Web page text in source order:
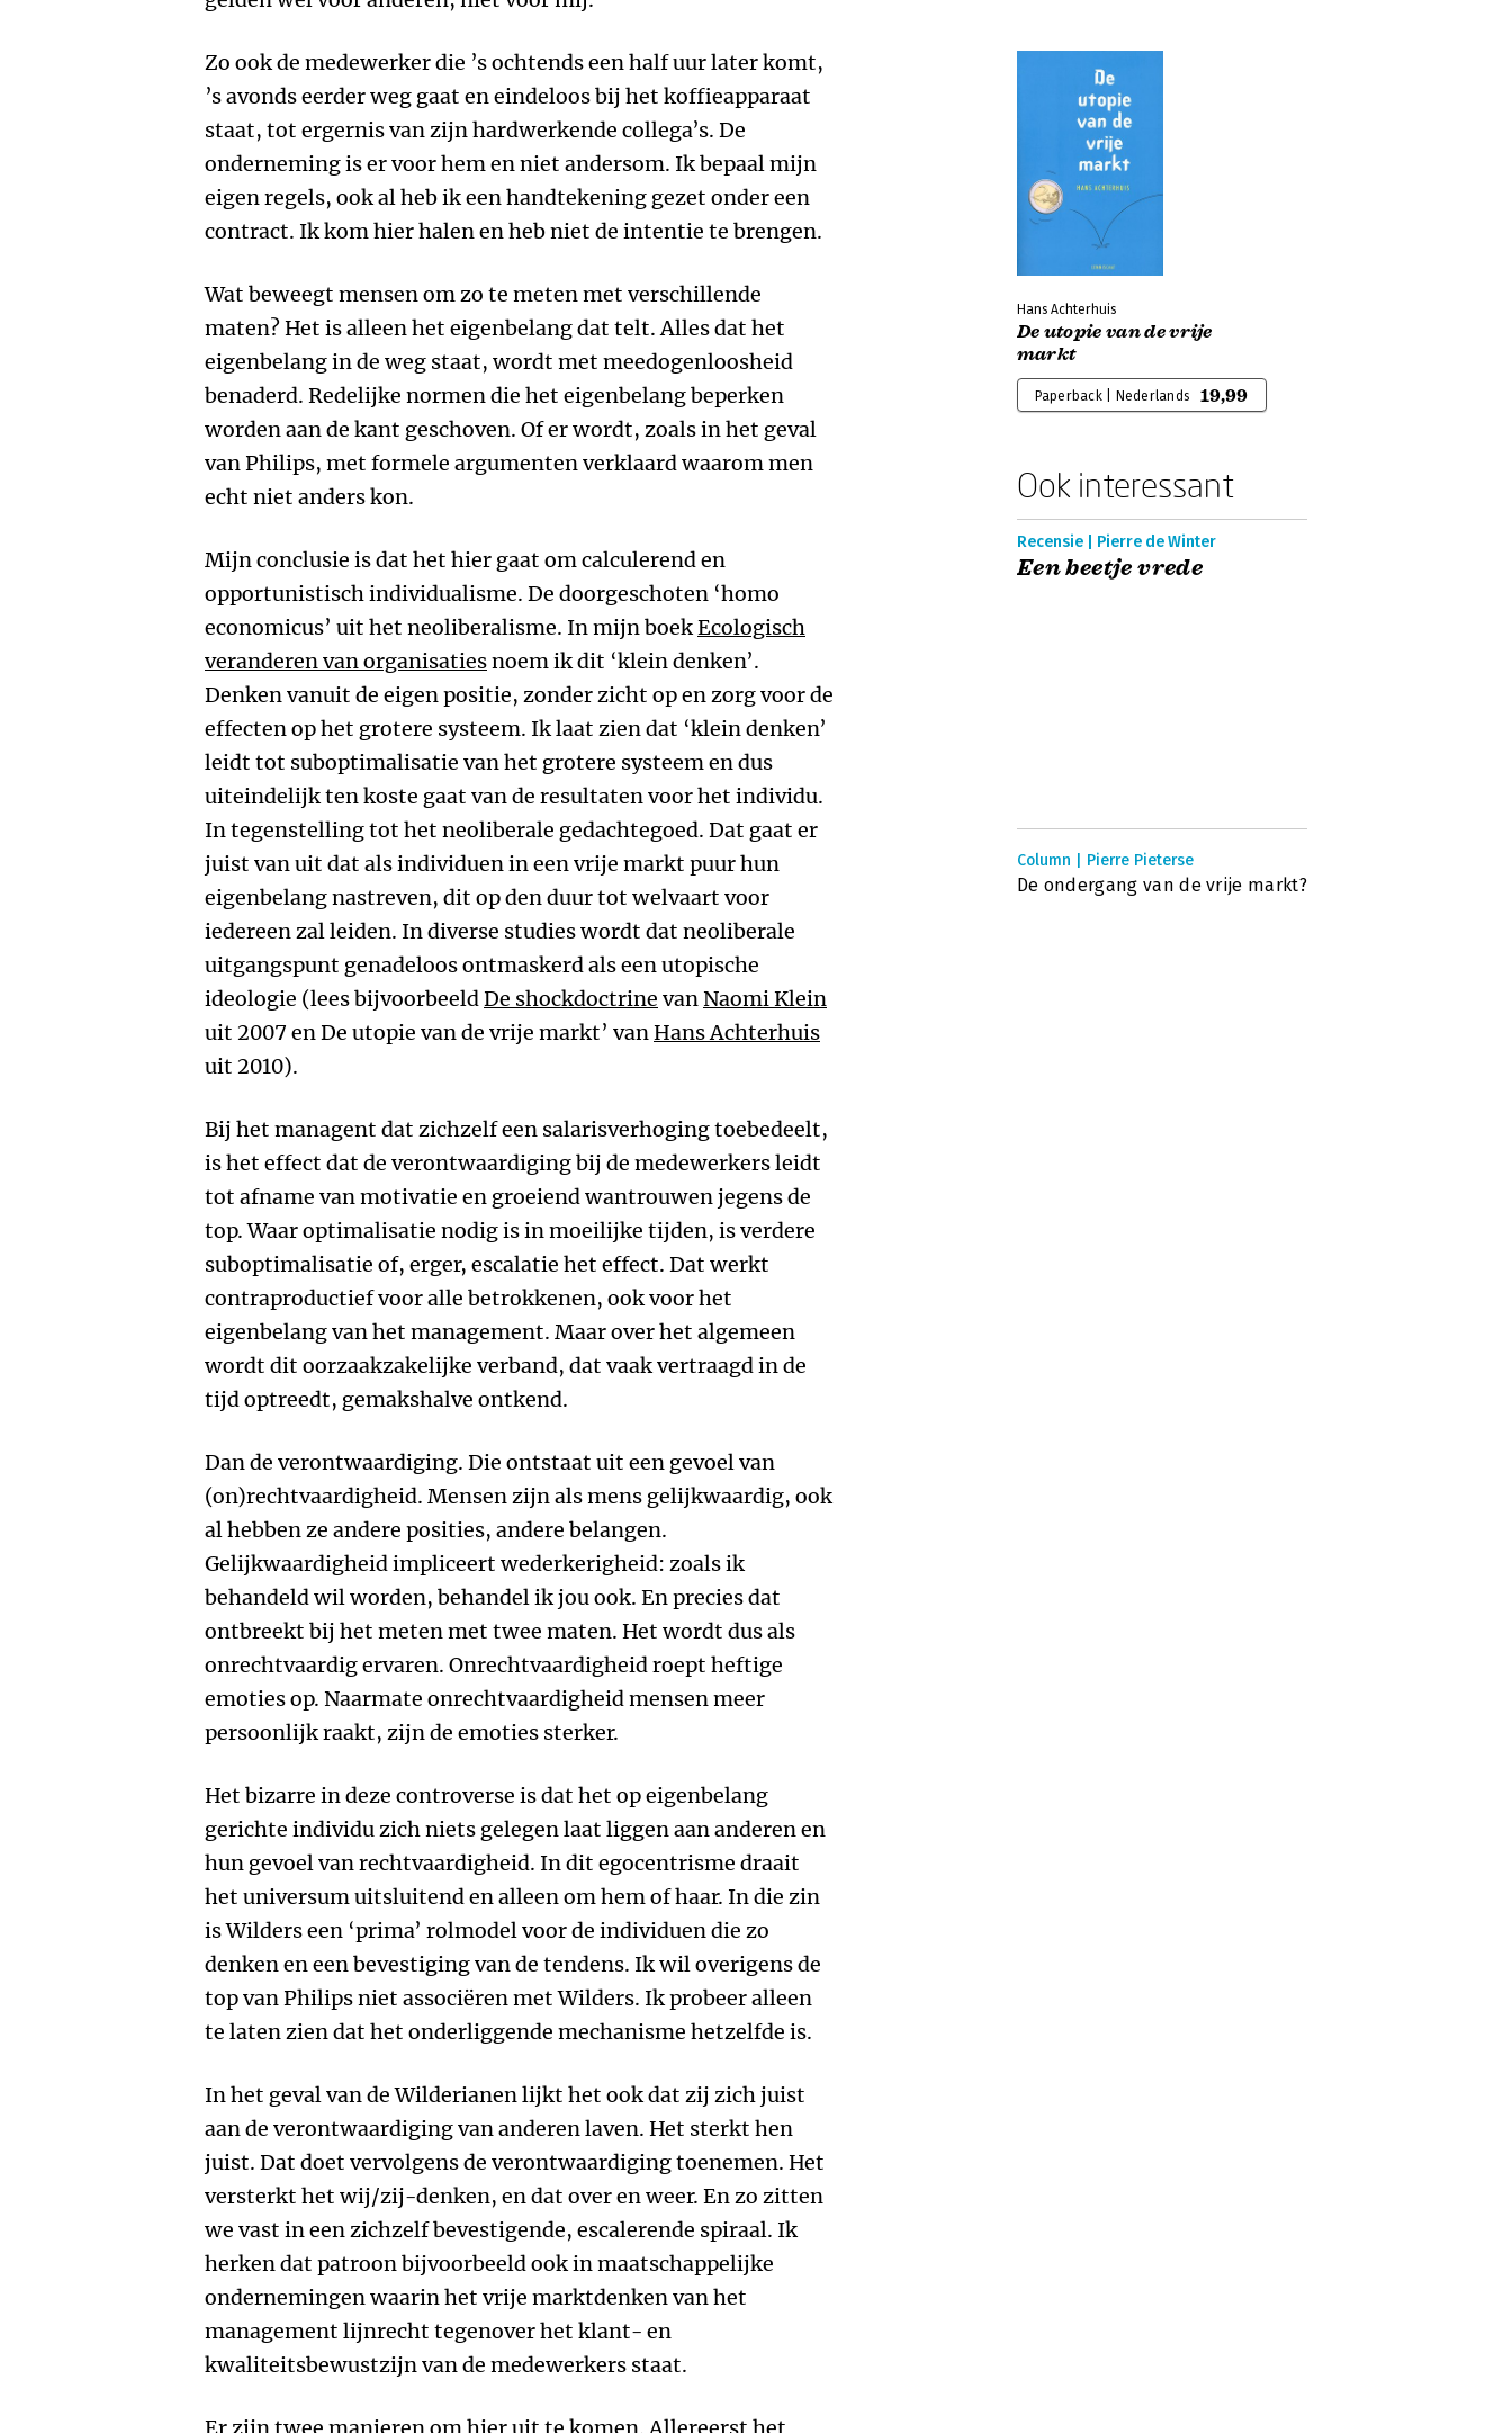
Zo ook de medewerker die ’s ochtends een half uur later komt,
’s avonds eerder weg gaat en eindeloos bij het koffieapparaat
staat, tot ergernis van zijn hardwerkende collega’s. De
onderneming is er voor hem en niet andersom. Ik bepaal mijn
eigen regels, ook al heb ik een handtekening gezet onder een
contract. Ik kom hier halen en heb niet de intentie te brengen.
Wat beweegt mensen om zo te meten met verschillende
maten? Het is alleen het eigenbelang dat telt. Alles dat het
eigenbelang in de weg staat, wordt met meedogenloosheid
benaderd. Redelijke normen die het eigenbelang beperken
worden aan de kant geschoven. Of er wordt, zoals in het geval
van Philips, met formele argumenten verklaard waarom men
echt niet anders kon.
Mijn conclusie is dat het hier gaat om calculerend en
opportunistisch individualisme. De doorgeschoten ‘homo
economicus’ uit het neoliberalisme. In mijn boekEcologisch
veranderen van organisatiesnoem ik dit ‘klein denken’.
Denken vanuit de eigen positie, zonder zicht op en zorg voor de
effecten op het grotere systeem. Ik laat zien dat ‘klein denken’
leidt tot suboptimalisatie van het grotere systeem en dus
uiteindelijk ten koste gaat van de resultaten voor het individu.
In tegenstelling tot het neoliberale gedachtegoed. Dat gaat er
juist van uit dat als individuen in een vrije markt puur hun
eigenbelang nastreven, dit op den duur tot welvaart voor
iedereen zal leiden. In diverse studies wordt dat neoliberale
uitgangspunt genadeloos ontmaskerd als een utopische
ideologie (lees bijvoorbeeldDe shockdoctrine vanNaomi Klein
uit 2007 en De utopie van de vrije markt’ vanHans Achterhuis
uit 2010).
Bij het managent dat zichzelf een salarisverhoging toebedeelt,
is het effect dat de verontwaardiging bij de medewerkers leidt
tot afname van motivatie en groeiend wantrouwen jegens de
top. Waar optimalisatie nodig is in moeilijke tijden, is verdere
suboptimalisatie of, erger, escalatie het effect. Dat werkt
contraproductief voor alle betrokkenen, ook voor het
eigenbelang van het management. Maar over het algemeen
wordt dit oorzaakzakelijke verband, dat vaak vertraagd in de
tijd optreedt, gemakshalve ontkend.
Dan de verontwaardiging. Die ontstaat uit een gevoel van
(on)rechtvaardigheid. Mensen zijn als mens gelijkwaardig, ook
al hebben ze andere posities, andere belangen.
Gelijkwaardigheid impliceert wederkerigheid: zoals ik
behandeld wil worden, behandel ik jou ook. En precies dat
ontbreekt bij het meten met twee maten. Het wordt dus als
onrechtvaardig ervaren. Onrechtvaardigheid roept heftige
emoties op. Naarmate onrechtvaardigheid mensen meer
persoonlijk raakt, zijn de emoties sterker.
Het bizarre in deze controverse is dat het op eigenbelang
gerichte individu zich niets gelegen laat liggen aan anderen en
hun gevoel van rechtvaardigheid. In dit egocentrisme draait
het universum uitsluitend en alleen om hem of haar. In die zin
is Wilders een ‘prima’ rolmodel voor de individuen die zo
denken en een bevestiging van de tendens. Ik wil overigens de
top van Philips niet associëren met Wilders. Ik probeer alleen
te laten zien dat het onderliggende mechanisme hetzelfde is.
In het geval van de Wilderianen lijkt het ook dat zij zich juist
aan de verontwaardiging van anderen laven. Het sterkt hen
juist. Dat doet vervolgens de verontwaardiging toenemen. Het
versterkt het wij/zij-denken, en dat over en weer. En zo zitten
we vast in een zichzelf bevestigende, escalerende spiraal. Ik
herken dat patroon bijvoorbeeld ook in maatschappelijke
ondernemingen waarin het vrije marktdenken van het
management lijnrecht tegenover het klant- en
kwaliteitsbewustzijn van de medewerkers staat.
Hans Achterhuis
De utopie van de vrije
markt
Paperback | Nederlands 19,99
Ook interessant
Recensie | Pierre de Winter
Een beetje vrede
Column | Pierre Pieterse
De ondergang van de vrije markt?